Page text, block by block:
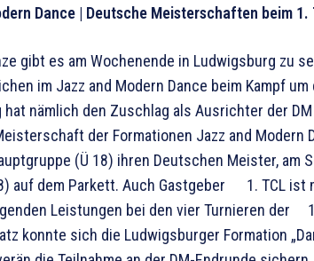
Dance | Deutsche Meisterschaften beim 1.
gibt es am Wochenende in Ludwigsburg zu
im Jazz and Modern Dance beim Kampf
hat nämlich den Zuschlag als Ausrichter der
der Forma­tionen Jazz and Modern
(Ü 18) ihren Deut­schen Meister, am
auf dem Parkett. Auch Gastgeber 1. TCL ist
Leistungen bei den vier Turnieren der
konnte sich die Ludwigsburger Formation